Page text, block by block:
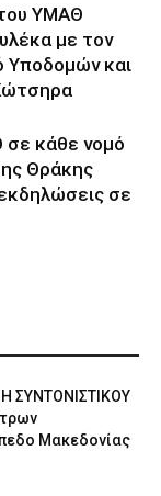
ΥΜΑΘ
με τον
Υποδομών και
σε κάθε νομό
Θράκης
σε
ΣΥΝΤΟΝΙΣΤΙΚΟΥ
Μακεδονίας